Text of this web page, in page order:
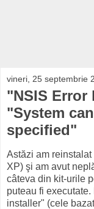
vineri, 25 septembrie
"NSIS
"System
specified"
Astăzi am
XP) şi am avut
câteva din kit-urile
puteau fi
installer" (cele